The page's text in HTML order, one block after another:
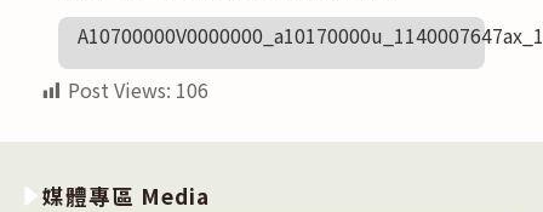
A10700000V0000000_a10170000u_1140007647ax_1
Post Views: 106
媒體專區 Media